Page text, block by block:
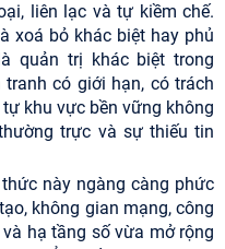
liên lạc và tự kiềm chế.
xoá bỏ khác biệt hay phủ
quản trị khác biệt trong
có giới hạn, có trách
khu vực bền vững không
trực và sự thiếu tin
này ngàng càng phức
không gian mạng, công
hạ tầng số vừa mở rộng